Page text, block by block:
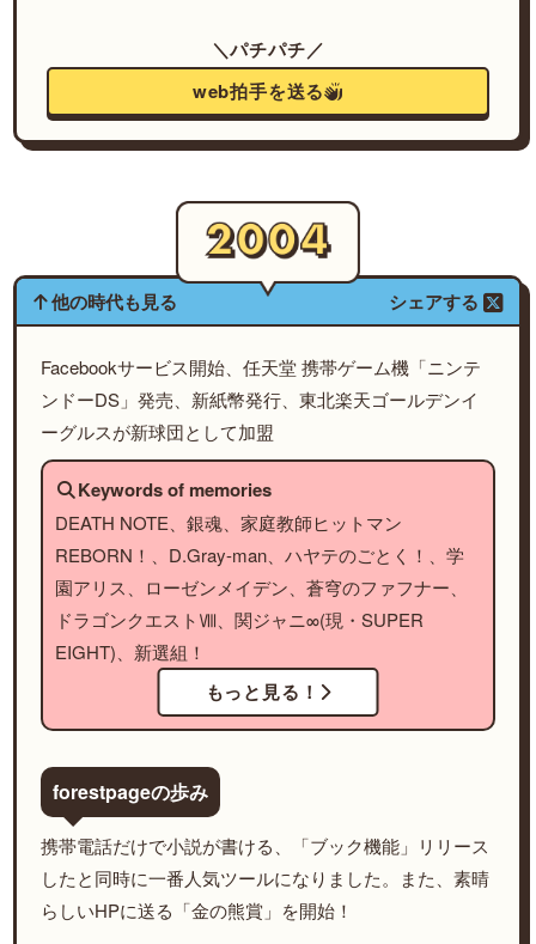
＼パチパチ／
web拍手を送る
他の時代も見る シェアする
Facebookサービス開始、任天堂 携帯ゲーム機「ニンテ
ンドーDS」発売、新紙幣発行、東北楽天ゴールデンイ
ーグルスが新球団として加盟
Keywords of memories
DEATH NOTE、銀魂、家庭教師ヒットマン
REBORN！、D.Gray-man、ハヤテのごとく！、学
園アリス、ローゼンメイデン、蒼穹のファフナー、
ドラゴンクエストⅧ、関ジャニ∞(現・SUPER
EIGHT)、新選組！
もっと見る！
forestpageの歩み
携帯電話だけで小説が書ける、「ブック機能」リリース
したと同時に一番人気ツールになりました。また、素晴
らしいHPに送る「金の熊賞」を開始！